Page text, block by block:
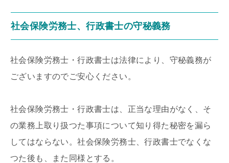
社会保険労務士、行政書士の守秘義務
社会保険労務士・行政書士は法律により、守秘義務が
ございますのでご安心ください。
社会保険労務士・行政書士は、正当な理由がなく、そ
の業務上取り扱つた事項について知り得た秘密を漏ら
してはならない。社会保険労務士、行政書士でなくな
つた後も、また同様とする。